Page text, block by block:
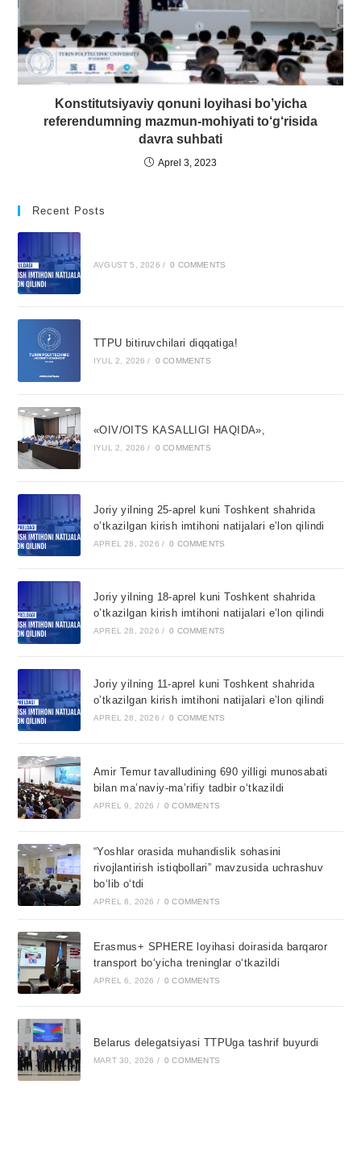
Konstitutsiyaviy qonuni loyihasi bo’yicha
referendumning mazmun-mohiyati to‘g‘risida
davra suhbati
Aprel 3, 2023
Recent Posts
AVGUST 5, 2026 / 0 COMMENTS
TTPU bitiruvchilari diqqatiga!
IYUL 2, 2026 / 0 COMMENTS
«OIV/OITS KASALLIGI HAQIDA»,
IYUL 2, 2026 / 0 COMMENTS
Joriy yilning 25-aprel kuni Toshkent shahrida
o’tkazilgan kirish imtihoni natijalari e’lon qilindi
APREL 28, 2026 / 0 COMMENTS
Joriy yilning 18-aprel kuni Toshkent shahrida
o’tkazilgan kirish imtihoni natijalari e’lon qilindi
APREL 28, 2026 / 0 COMMENTS
Joriy yilning 11-aprel kuni Toshkent shahrida
o’tkazilgan kirish imtihoni natijalari e’lon qilindi
APREL 28, 2026 / 0 COMMENTS
Amir Temur tavalludining 690 yilligi munosabati
bilan ma’naviy-ma’rifiy tadbir o‘tkazildi
APREL 9, 2026 / 0 COMMENTS
“Yoshlar orasida muhandislik sohasini
rivojlantirish istiqbollari” mavzusida uchrashuv
bo‘lib o‘tdi
APREL 8, 2026 / 0 COMMENTS
Erasmus+ SPHERE loyihasi doirasida barqaror
transport bo‘yicha treninglar o‘tkazildi
APREL 6, 2026 / 0 COMMENTS
Belarus delegatsiyasi TTPUga tashrif buyurdi
MART 30, 2026 / 0 COMMENTS